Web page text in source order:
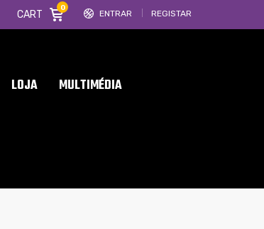
ENTRAR REGISTAR
CART
0
LOJA MULTIMÉDIA